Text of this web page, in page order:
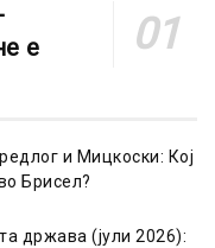
е
и Мицкоски: Кој
Брисел?
држава (јули 2026):